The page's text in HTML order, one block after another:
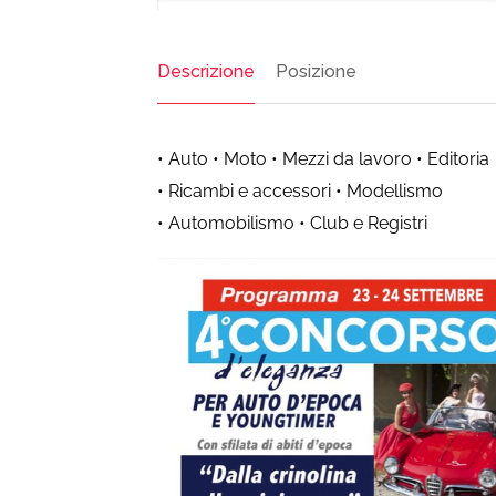
Descrizione Posizione
• Auto • Moto • Mezzi da lavoro • Editoria
• Ricambi e accessori • Modellismo
• Automobilismo • Club e Registri